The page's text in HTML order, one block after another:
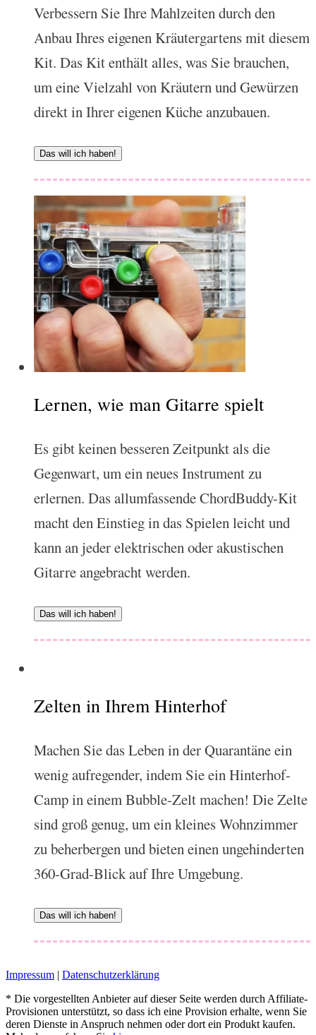
Verbessern Sie Ihre Mahlzeiten durch den
Anbau Ihres eigenen Kräutergartens mit diesem
Kit. Das Kit enthält alles, was Sie brauchen,
um eine Vielzahl von Kräutern und Gewürzen
direkt in Ihrer eigenen Küche anzubauen.
Das will ich haben!
Lernen, wie man Gitarre spielt
Es gibt keinen besseren Zeitpunkt als die
Gegenwart, um ein neues Instrument zu
erlernen. Das allumfassende ChordBuddy-Kit
macht den Einstieg in das Spielen leicht und
kann an jeder elektrischen oder akustischen
Gitarre angebracht werden.
Das will ich haben!
Zelten in Ihrem Hinterhof
Machen Sie das Leben in der Quarantäne ein
wenig aufregender, indem Sie ein Hinterhof-
Camp in einem Bubble-Zelt machen! Die Zelte
sind groß genug, um ein kleines Wohnzimmer
zu beherbergen und bieten einen ungehinderten
360-Grad-Blick auf Ihre Umgebung.
Das will ich haben!
Impressum | Datenschutzerklärung
* Die vorgestellten Anbieter auf dieser Seite werden durch Affiliate-
Provisionen unterstützt, so dass ich eine Provision erhalte, wenn Sie
deren Dienste in Anspruch nehmen oder dort ein Produkt kaufen.